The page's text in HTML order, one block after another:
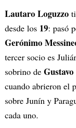
Lautaro Loguzzo
desde los 19: pasó
Gerónimo
tercer socio es
sobrino de
cuando abrieron el
sobre Junín y
cada uno.